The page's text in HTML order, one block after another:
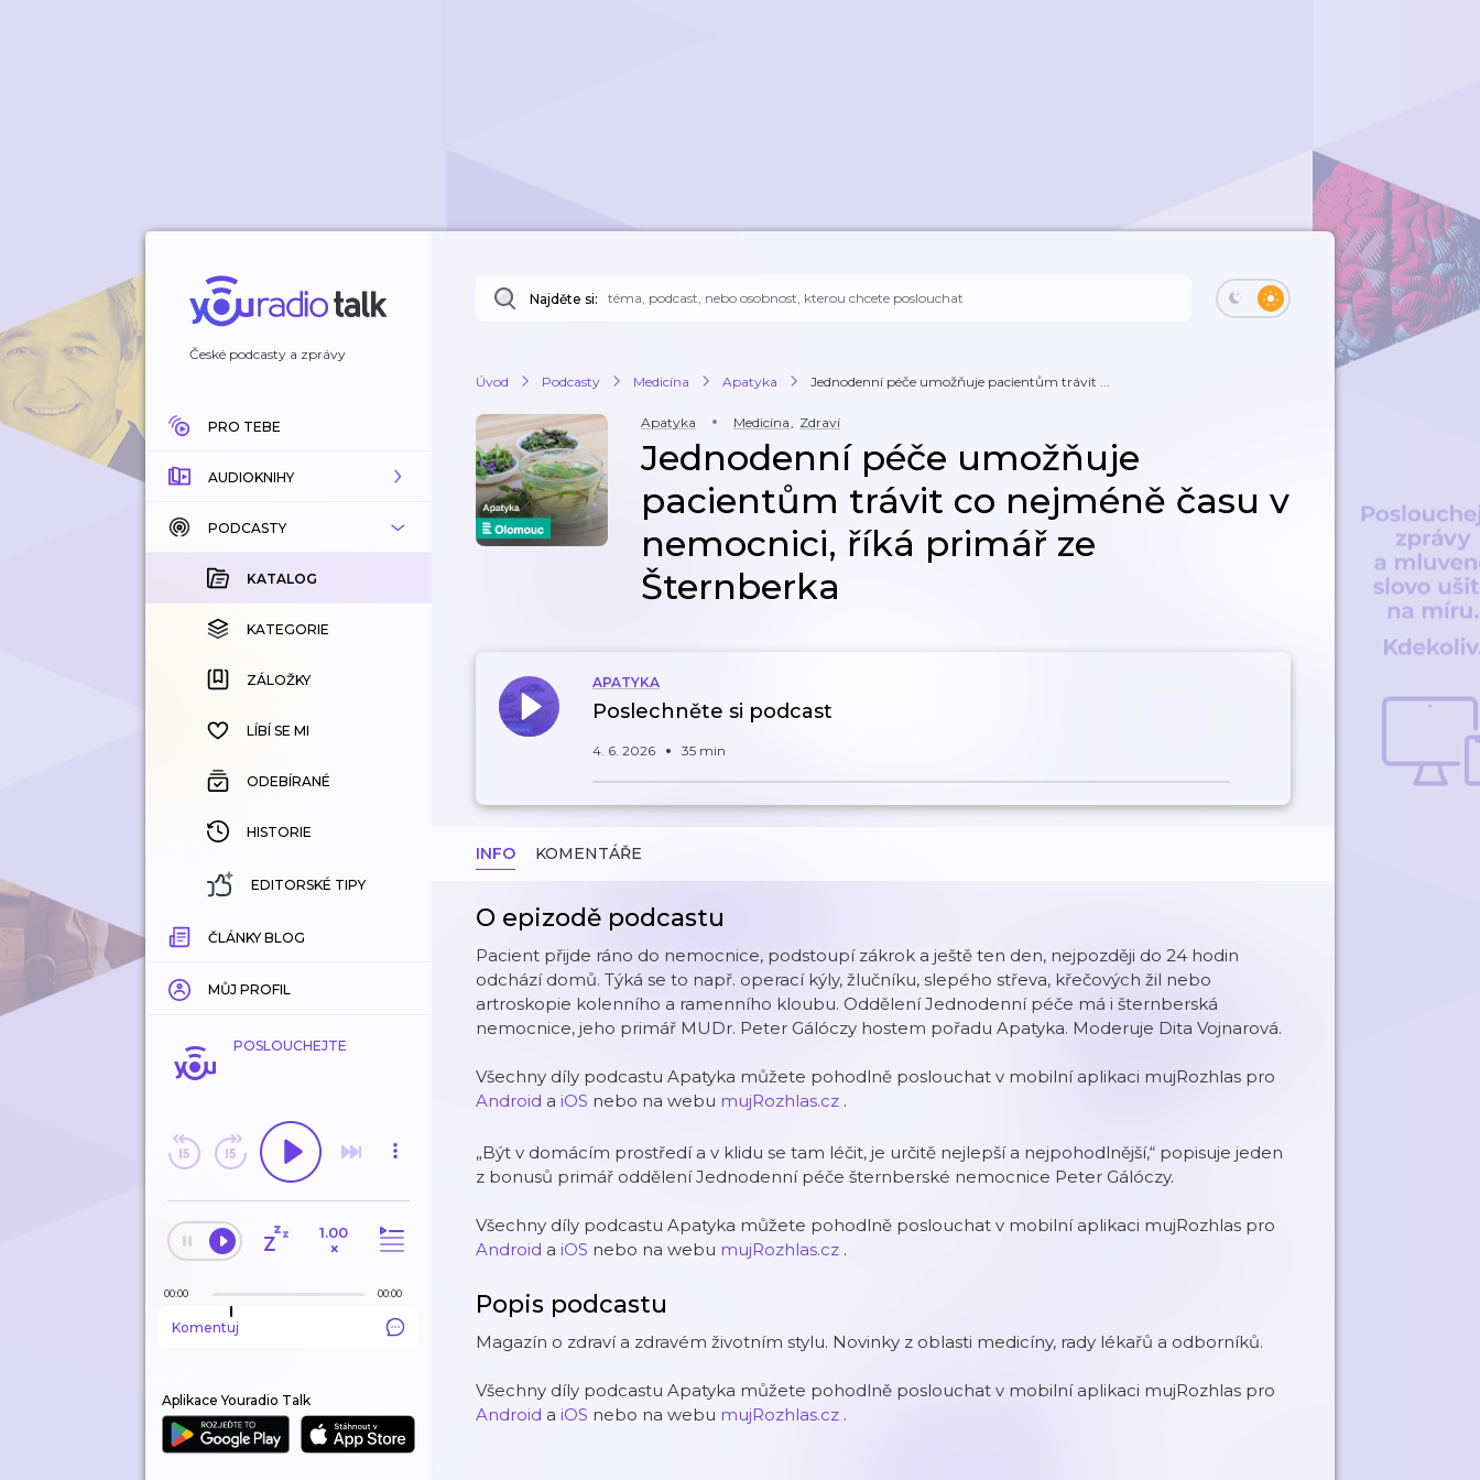
České podcasty a zprávy
PRO TEBE
AUDIOKNIHY
KATALOG
KOUPENÉ
KATEGORIE
ZÁLOŽKY
HISTORIE
PODCASTY
KATALOG
KATEGORIE
ZÁLOŽKY
LÍBÍ SE MI
ODEBÍRANÉ
HISTORIE
EDITORSKÉ TIPY
ČLÁNKY BLOG
MŮJ PROFIL
POSLOUCHEJTE
1.00
×
00:00 00:00
Komentuj
Aplikace Youradio Talk
Najděte si:
Úvod Podcasty Medicína Apatyka Jednodenní péče umožňuje pacientům trávit ...
Apatyka Medicína, Zdraví
Jednodenní péče umožňuje
pacientům trávit co nejméně času v
nemocnici, říká primář ze
Šternberka
APATYKA
Poslechněte si podcast
4. 6. 2026 35 min
INFO KOMENTÁŘE
O epizodě podcastu
Pacient přijde ráno do nemocnice, podstoupí zákrok a ještě ten den, nejpozději do 24 hodin
odchází domů. Týká se to např. operací kýly, žlučníku, slepého střeva, křečových žil nebo
artroskopie kolenního a ramenního kloubu. Oddělení Jednodenní péče má i šternberská
nemocnice, jeho primář MUDr. Peter Gálóczy hostem pořadu Apatyka. Moderuje Dita Vojnarová.
Všechny díly podcastu Apatyka můžete pohodlně poslouchat v mobilní aplikaci mujRozhlas pro
Android a iOS nebo na webu mujRozhlas.cz .
„Být v domácím prostředí a v klidu se tam léčit, je určitě nejlepší a nejpohodlnější,“ popisuje jeden
z bonusů primář oddělení Jednodenní péče šternberské nemocnice Peter Gálóczy.
Všechny díly podcastu Apatyka můžete pohodlně poslouchat v mobilní aplikaci mujRozhlas pro
Android a iOS nebo na webu mujRozhlas.cz .
Popis podcastu
Magazín o zdraví a zdravém životním stylu. Novinky z oblasti medicíny, rady lékařů a odborníků.
Všechny díly podcastu Apatyka můžete pohodlně poslouchat v mobilní aplikaci mujRozhlas pro
Android a iOS nebo na webu mujRozhlas.cz .